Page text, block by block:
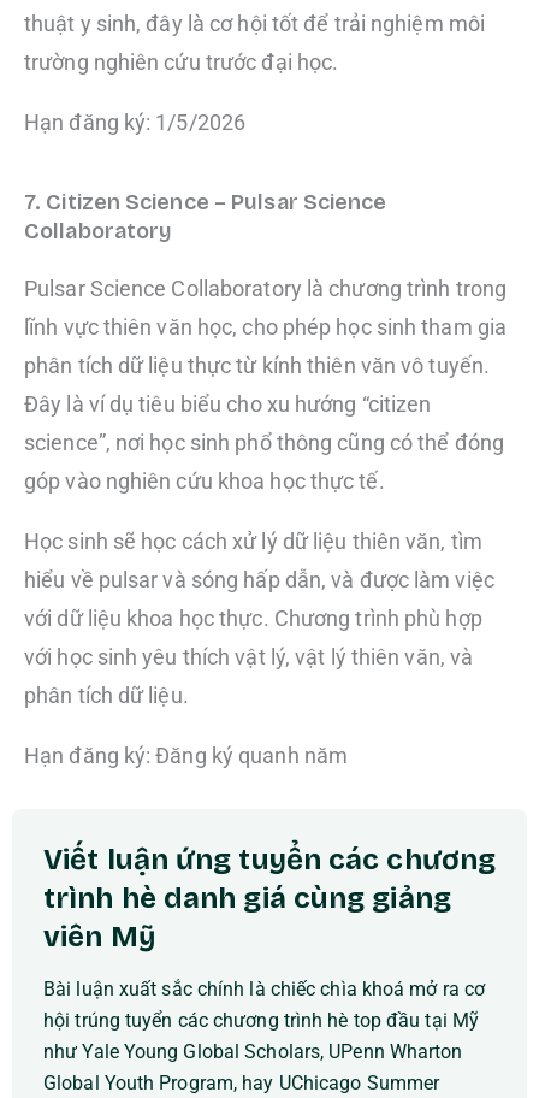
thuật y sinh, đây là cơ hội tốt để trải nghiệm môi
trường nghiên cứu trước đại học.
Hạn đăng ký: 1/5/2026
7. Citizen Science – Pulsar Science
Collaboratory
Pulsar Science Collaboratory là chương trình trong
lĩnh vực thiên văn học, cho phép học sinh tham gia
phân tích dữ liệu thực từ kính thiên văn vô tuyến.
Đây là ví dụ tiêu biểu cho xu hướng “citizen
science”, nơi học sinh phổ thông cũng có thể đóng
góp vào nghiên cứu khoa học thực tế.
Học sinh sẽ học cách xử lý dữ liệu thiên văn, tìm
hiểu về pulsar và sóng hấp dẫn, và được làm việc
với dữ liệu khoa học thực. Chương trình phù hợp
với học sinh yêu thích vật lý, vật lý thiên văn, và
phân tích dữ liệu.
Hạn đăng ký: Đăng ký quanh năm
Viết luận ứng tuyển các chương
trình hè danh giá cùng giảng
viên Mỹ
Bài luận xuất sắc chính là chiếc chìa khoá mở ra cơ
hội trúng tuyển các chương trình hè top đầu tại Mỹ
như Yale Young Global Scholars, UPenn Wharton
Global Youth Program, hay UChicago Summer